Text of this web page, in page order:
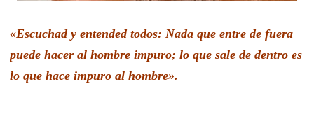
«Escuchad y entended todos: Nada que entre de fuera
puede hacer al hombre impuro; lo que sale de dentro es
lo que hace impuro al hombre».